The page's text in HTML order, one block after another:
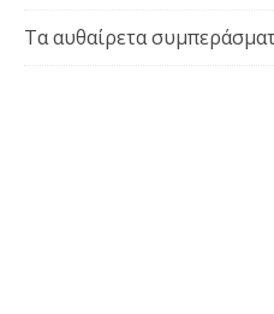
Τα αυθαίρετα